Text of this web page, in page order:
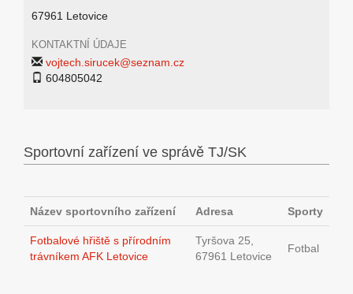
67961 Letovice
KONTAKTNÍ ÚDAJE
vojtech.sirucek@seznam.cz
604805042
Sportovní zařízení ve správě TJ/SK
Název sportovního zařízení Adresa Sporty
Fotbalové hřiště s přírodním
trávníkem AFK Letovice
Tyršova 25,
67961 Letovice
Fotbal